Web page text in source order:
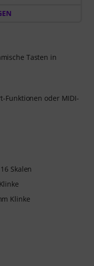
vom 15.07. bis
vollen Zugriff auf
Beat-
und
der
Eyed Peas, Justin
Beck, Pharrell
über 500
und
Mixing-
hin zu Hooks für
um aus Ideen
Tasten in
Funktionen oder MIDI-
Skalen
Klinke